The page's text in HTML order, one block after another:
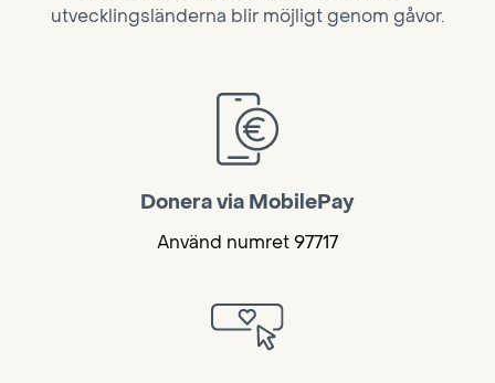
utvecklingsländerna blir möjligt genom gåvor.
Donera via MobilePay
Använd numret 97717